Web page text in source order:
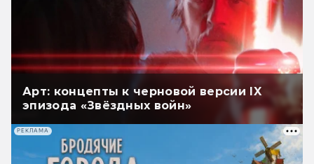
Арт: концепты к черновой версии IX
эпизода «Звёздных войн»
РЕКЛАМА